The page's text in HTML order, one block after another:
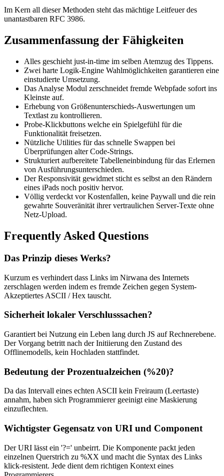
Im Kern all dieser Methoden steht das mächtige Leitfeuer des
unantastbaren RFC 3986.
Zusammenfassung der Fähigkeiten
Alles geschieht just-in-time im selben Atemzug des Tippens.
Zwei harte Logik-Engine Wahlmöglichkeiten garantieren eine
einstudierte Umsetzung.
Das Analyse Modul zerschneidet fremde Webpfade sofort ins
Kleinste auf.
Erhebung von Größenunterschieds-Auswertungen um
Textlast zu kontrollieren.
Probe-Klickbuttons welche ein Spielgefühl für die
Funktionalität freisetzen.
Nützliche Utilities für das schnelle Swappen bei
Überprüfungen alter Code-Strings.
Strukturiert aufbereitete Tabelleneinbindung für das Erlernen
von Ausführungsunterschieden.
Der Responsivität gewidmet sticht es selbst an den Rändern
eines iPads noch positiv hervor.
Völlig verdeckt vor Kostenfallen, keine Paywall und die rein
gewahrte Souveränität ihrer vertraulichen Server-Texte ohne
Netz-Upload.
Frequently Asked Questions
Das Prinzip dieses Werks?
Kurzum es verhindert dass Links im Nirwana des Internets
zerschlagen werden indem es fremde Zeichen gegen System-
Akzeptiertes ASCII / Hex tauscht.
Sicherheit lokaler Verschlusssachen?
Garantiert bei Nutzung ein Leben lang durch JS auf Rechnerebene.
Der Vorgang betritt nach der Initiierung den Zustand des
Offlinemodells, kein Hochladen stattfindet.
Bedeutung der Prozentualzeichen (%20)?
Da das Intervall eines echten ASCII kein Freiraum (Leertaste)
annahm, haben sich Programmierer geeinigt eine Maskierung
einzuflechten.
Wichtigster Gegensatz von URI und Component
Der URI lässt ein '?=' unbeirrt. Die Komponente packt jeden
einzelnen Querstrich zu %XX und macht die Syntax des Links
klick-resistent. Jede dient dem richtigen Kontext eines